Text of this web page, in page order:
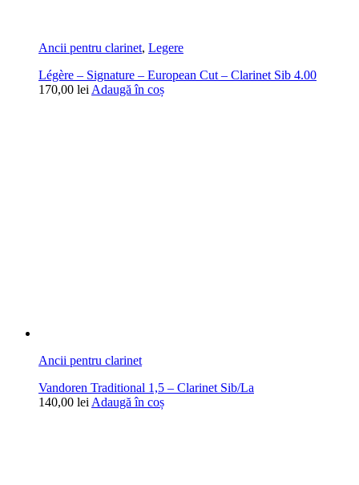
Ancii pentru clarinet, Legere
Légère – Signature – European Cut – Clarinet Sib 4.00
170,00 lei Adaugă în coș
Ancii pentru clarinet
Vandoren Traditional 1,5 – Clarinet Sib/La
140,00 lei Adaugă în coș